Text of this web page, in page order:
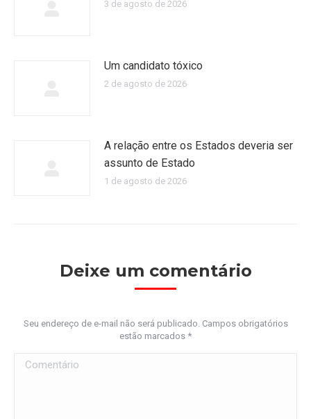
3 de agosto de 2026
Um candidato tóxico
2 de agosto de 2026
A relação entre os Estados deveria ser
assunto de Estado
1 de agosto de 2026
Deixe um comentário
Seu endereço de e-mail não será publicado. Campos obrigatórios
estão marcados *
Comentário